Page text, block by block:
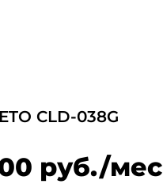
CLD-038G
руб./мес